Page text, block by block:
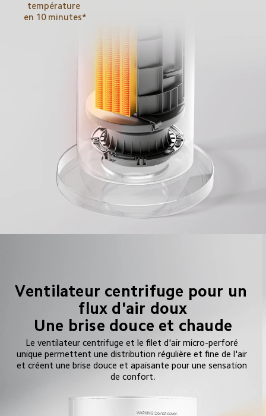
température
en 10 minutes*
Ventilateur centrifuge pour un
flux d'air doux
Une brise douce et chaude
Le ventilateur centrifuge et le filet d'air micro-perforé
unique permettent une distribution régulière et fine de l'air
et créent une brise douce et apaisante pour une sensation
de confort.